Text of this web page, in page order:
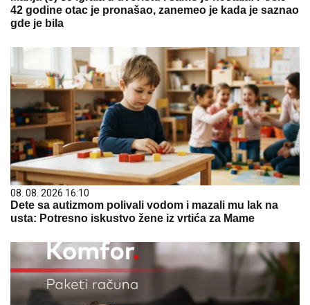
42 godine otac je pronašao, zanemeo je kada je saznao
gde je bila
08. 08. 2026 16:10
Dete sa autizmom polivali vodom i mazali mu lak na
usta: Potresno iskustvo žene iz vrtića za Mame